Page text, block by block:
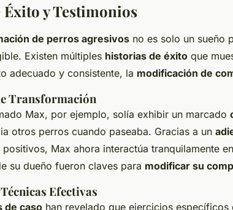
Éxito y Testimonios
de perros agresivos no es solo un sueño
Existen múltiples historias de éxito que
adecuado y consistente, la modificación de
Transformación
Max, por ejemplo, solía exhibir un marcado
otros perros cuando paseaba. Gracias a un
Max ahora interactúa tranquilamente
su dueño fueron claves para modificar su
Efectivas
de caso han revelado que ejercicios específicos